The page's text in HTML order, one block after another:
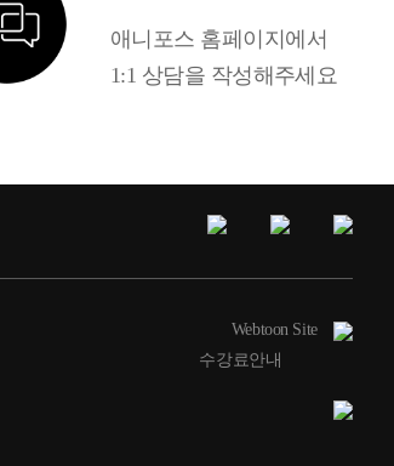
애니포스 홈페이지에서
1:1 상담을 작성해주세요
Webtoon Site
수강료안내